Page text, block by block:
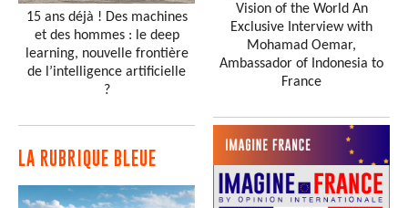
15 ans déjà ! Des machines
et des hommes : le deep
learning, nouvelle frontière
de l’intelligence artificielle
?
LA RUBRIQUE BLEUE
Vision of the World An
Exclusive Interview with
Mohamad Oemar,
Ambassador of Indonesia to
France